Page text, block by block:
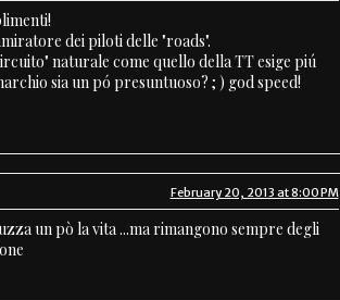
dei piloti delle "roads".
naturale come quello della TT esige piú
sia un pó presuntuoso? ; ) god speed!
February 20, 2013 at 8:00 PM
un pò la vita ...ma rimangono sempre degli